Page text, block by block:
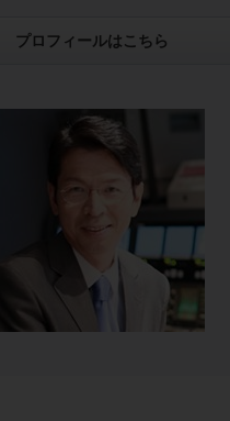
プロフィールはこちら